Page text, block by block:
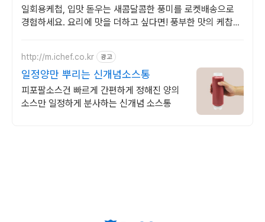
일회용케첩, 입맛 돋우는 새콤달콤한 풍미를 로켓배송으로
경험하세요. 요리에 맛을 더하고 싶다면! 풍부한 맛의 케찹을
http://m.ichef.co.kr 광고
일정양만 뿌리는 신개념소스통
피포팔소스건 빠르게 간편하게 정해진 양의
소스만 일정하게 분사하는 신개념 소스통